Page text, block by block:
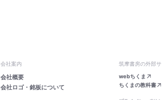
会社案内
会社概要
会社ロゴ・銘板について
筑摩書房の外部サ
webちくま
ちくまの教科書